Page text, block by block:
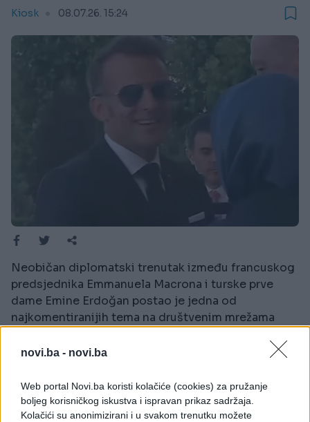
novi.ba - novi.ba
Web portal Novi.ba koristi kolačiće (cookies) za pružanje
boljeg korisničkog iskustva i ispravan prikaz sadržaja.
Kolačići su anonimizirani i u svakom trenutku možete
Kiosk 08.07.26. 15:24
Neobičan diplomatski trenutak između francuskog
predsjednika Emmanuela Macrona i turske prve
dame Emine Erdoğan postao je jedna od
najkomentiranijih tema na društvenim mrežama
službenog pozdravljanja prilazi turskom
predsjedniku Recepu Tayyipu Erdoğanu i njegovoj
supruzi Emine Erdoğan.